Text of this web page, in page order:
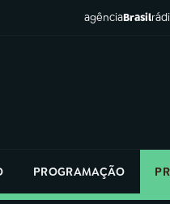
agênciaBrasil
PROGRAMAÇÃO